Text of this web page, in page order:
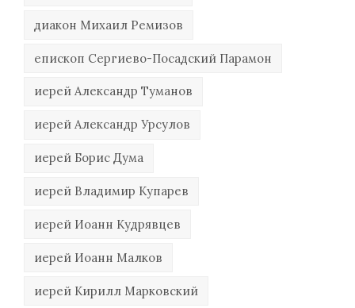
диакон Михаил Ремизов
епископ Сергиево-Посадский Парамон
иерей Александр Туманов
иерей Александр Урсулов
иерей Борис Дума
иерей Владимир Купарев
иерей Иоанн Кудрявцев
иерей Иоанн Малков
иерей Кирилл Марковский